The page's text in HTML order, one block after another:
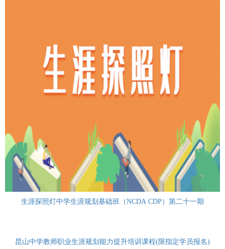
生涯探照灯中学生涯规划基础班（NCDA CDP）第二十一期
昆山中学教师职业生涯规划能力提升培训课程(限指定学员报名)